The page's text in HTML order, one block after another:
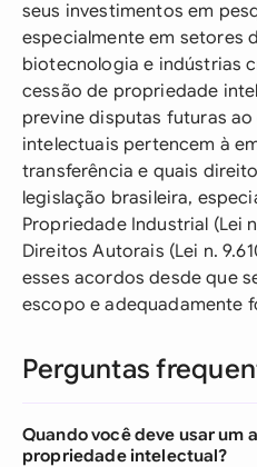
seus investimentos em
especialmente em setores
biotecnologia e indústrias
cessão de propriedade
previne disputas futuras
intelectuais pertencem à
transferência e quais
legislação brasileira,
Propriedade Industrial (Lei
Direitos Autorais (Lei n.
esses acordos desde que
escopo e adequadamente
Perguntas
Quando você deve usar um
propriedade intelectual?